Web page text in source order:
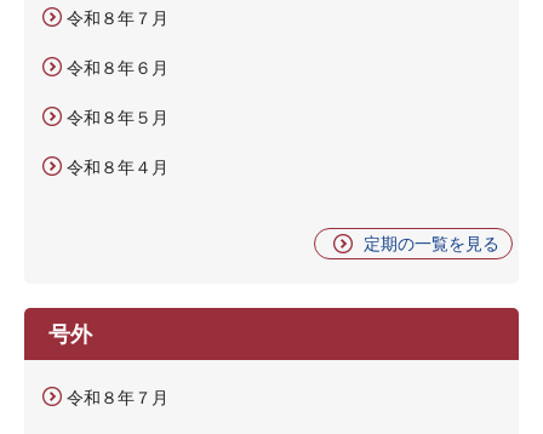
令和８年７月
令和８年６月
令和８年５月
令和８年４月
定期の一覧を見る
号外
令和８年７月